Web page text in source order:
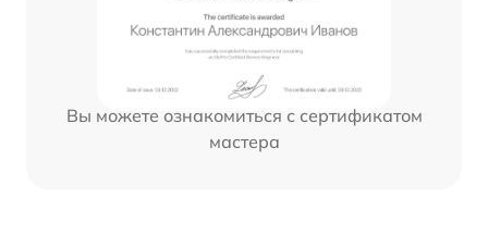
Вы можете ознакомиться с сертификатом
мастера